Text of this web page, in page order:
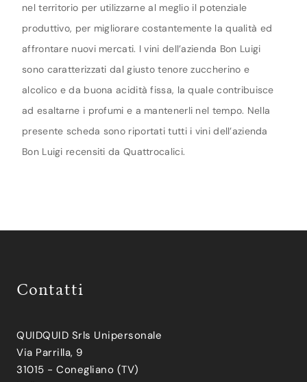
nel territorio per utilizzarne al meglio il potenziale
produttivo, per migliorare costantemente la qualità ed
affrontare nuovi mercati. I vini dell’azienda Bon Luigi
sono caratterizzati dal giusto tenore zuccherino e
alcolico e da buona acidità fissa, la quale contribuisce
ad esaltarne i profumi e a mantenerli nel tempo. Nella
presente scheda sono riportati tutti i vini dell’azienda
Bon Luigi recensiti da Quattrocalici.
Contatti
QUIDQUID Srls Unipersonale
Via Parrilla, 9
31015 - Conegliano (TV)